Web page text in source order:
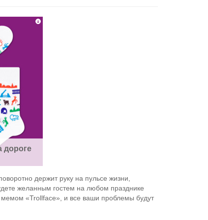
дороге
держит руку на пульсе жизни,
желанным гостем на любом празднике
мемом «Trollface», и все ваши проблемы будут